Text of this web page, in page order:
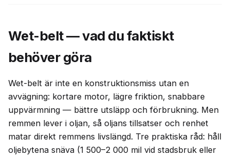
Wet-belt — vad du faktiskt
behöver göra
Wet-belt är inte en konstruktionsmiss utan en
avvägning: kortare motor, lägre friktion, snabbare
uppvärmning — bättre utsläpp och förbrukning. Men
remmen lever i oljan, så oljans tillsatser och renhet
matar direkt remmens livslängd. Tre praktiska råd: håll
oljebytena snäva (1 500–2 000 mil vid stadsbruk eller